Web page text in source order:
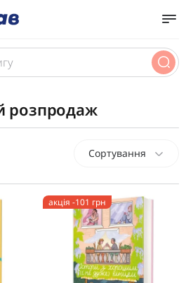
розпродаж
Сортування
акція -101 грн